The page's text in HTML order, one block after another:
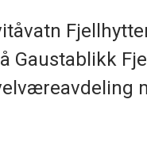
Gaustablikk